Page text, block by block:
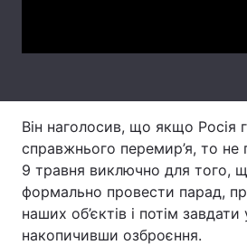
Він наголосив, що якщо Росія
справжнього перемир’я, то не
9 травня виключно для того,
формально провести парад,
наших об’єктів і потім завдати
накопичивши озброєння.